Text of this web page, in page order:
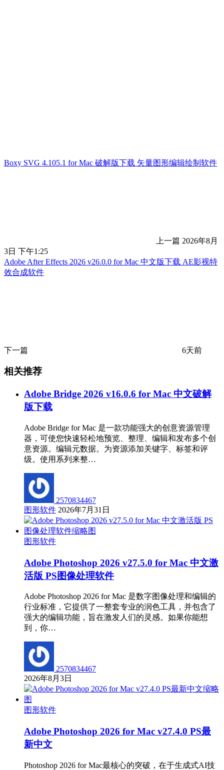
Boxy SVG 4.105.1 for Mac 破解版下载 矢量图形编辑绘制软件
上一篇 2026年8月
3日 下午1:25
Adobe After Effects 2026 v26.0.0 for Mac 中文版下载 AE影视特
效合成软件
下一篇 6天前
相关推荐
Adobe Bridge 2026 v16.0.6 for Mac 中文破解
版下载
Adobe Bridge for Mac 是一款功能强大的创意资源管理
器，可使您快速轻松地预览、整理、编辑和发布多个创
意资源。编辑元数据。为资源添加关键字、标签和评
级。使用系列来整…
2570834467
图形软件 2026年7月31日
图形软件
Adobe Photoshop 2026 v27.5.0 for Mac 中文激
活版 PS图像处理软件
Adobe Photoshop 2026 for Mac 是数字图像处理和编辑的
行业标准，它提供了一整套专业的润色工具，并包含了
强大的编辑功能，旨在激发人们的灵感。如果你能想
到，你…
2570834467
2026年8月3日
图形软件
Adobe Photoshop 2026 for Mac v27.4.0 PS最
新中文
Photoshop 2026 for Mac最核心的突破，在于生成式AI技